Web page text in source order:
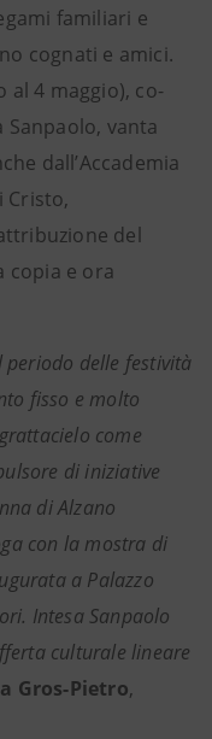
familiari e
cognati e amici.
al 4 maggio), co-
vanta
dall’Accademia
Cristo,
del
copia e ora
periodo delle festività
fisso e molto
come
di iniziative
di Alzano
con la mostra di
a Palazzo
Intesa Sanpaolo
culturale lineare
Gros-Pietro,